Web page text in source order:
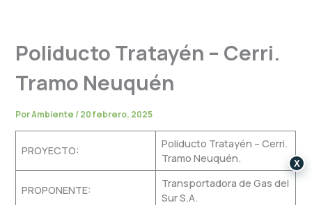
Poliducto Tratayén – Cerri.
Tramo Neuquén
PorAmbiente/20 febrero, 2025
PROYECTO:
Poliducto Tratayén – Cerri.
Tramo Neuquén.
PROPONENTE:
Transportadora de Gas del
Sur S.A.
X